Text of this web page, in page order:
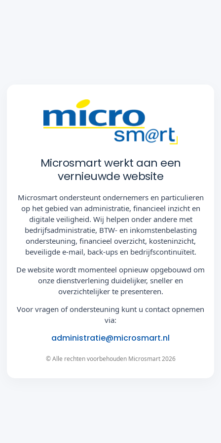
Microsmart werkt aan een
vernieuwde website
Microsmart ondersteunt ondernemers en particulieren
op het gebied van administratie, financieel inzicht en
digitale veiligheid. Wij helpen onder andere met
bedrijfsadministratie, BTW- en inkomstenbelasting
ondersteuning, financieel overzicht, kosteninzicht,
beveiligde e-mail, back-ups en bedrijfscontinuïteit.
De website wordt momenteel opnieuw opgebouwd om
onze dienstverlening duidelijker, sneller en
overzichtelijker te presenteren.
Voor vragen of ondersteuning kunt u contact opnemen
via:
administratie@microsmart.nl
© Alle rechten voorbehouden Microsmart 2026